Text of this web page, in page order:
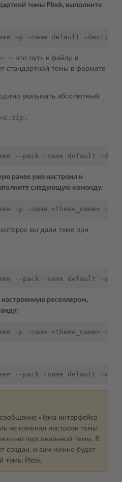
темы Plesk, выполните
― это путь к файлу, в
стандартной темы в формате
указывать абсолютный
.
ранее уже настроил и
следующую команду:
которое вы дали теме при
реселлером,
«Тема интерфейса
не изменял настроек темы
персональной темы. В
создан, и вам нужно будет
темы Plesk.